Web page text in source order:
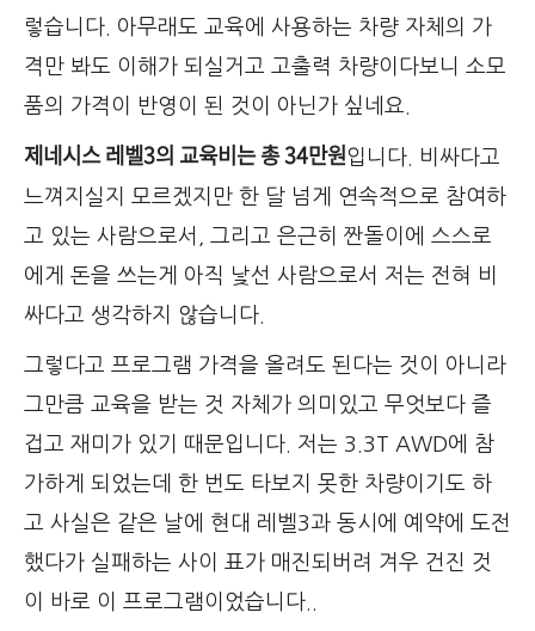
렇습니다. 아무래도 교육에 사용하는 차량 자체의 가
격만 봐도 이해가 되실거고 고출력 차량이다보니 소모
품의 가격이 반영이 된 것이 아닌가 싶네요.
제네시스 레벨3의 교육비는 총 34만원입니다. 비싸다고
느껴지실지 모르겠지만 한 달 넘게 연속적으로 참여하
고 있는 사람으로서, 그리고 은근히 짠돌이에 스스로
에게 돈을 쓰는게 아직 낯선 사람으로서 저는 전혀 비
싸다고 생각하지 않습니다.
그렇다고 프로그램 가격을 올려도 된다는 것이 아니라
그만큼 교육을 받는 것 자체가 의미있고 무엇보다 즐
겁고 재미가 있기 때문입니다. 저는 3.3T AWD에 참
가하게 되었는데 한 번도 타보지 못한 차량이기도 하
고 사실은 같은 날에 현대 레벨3과 동시에 예약에 도전
했다가 실패하는 사이 표가 매진되버려 겨우 건진 것
이 바로 이 프로그램이었습니다..